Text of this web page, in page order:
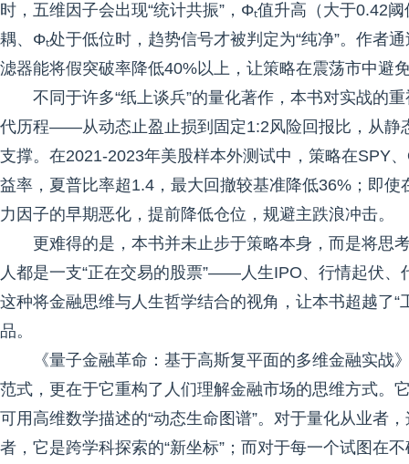
时，五维因子会出现“统计共振”，Φₜ值升高（大于0.42
耦、Φₜ处于低位时，趋势信号才被判定为“纯净”。作者
滤器能将假突破率降低40%以上，让策略在震荡市中避
不同于许多“纸上谈兵”的量化著作，本书对实战的
代历程——从动态止盈止损到固定1:2风险回报比，从静
支撑。在2021-2023年美股样本外测试中，策略在SPY
益率，夏普比率超1.4，最大回撤较基准降低36%；即使
力因子的早期恶化，提前降低仓位，规避主跌浪冲击。
更难得的是，本书并未止步于策略本身，而是将思
人都是一支“正在交易的股票”——人生IPO、行情起伏
这种将金融思维与人生哲学结合的视角，让本书超越了
品。
《量子金融革命：基于高斯复平面的多维金融实
范式，更在于它重构了人们理解金融市场的思维方式。
可用高维数学描述的“动态生命图谱”。对于量化从业者
者，它是跨学科探索的“新坐标”；而对于每一个试图在